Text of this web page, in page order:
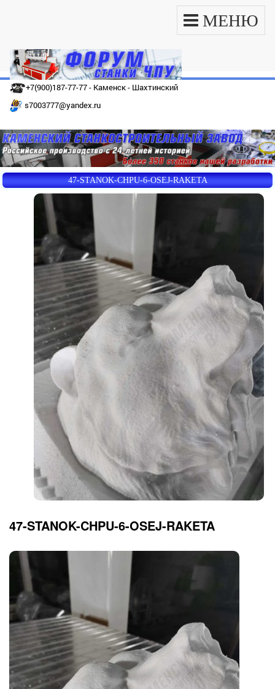
МЕНЮ
+7(900)187-77-77 - Каменск - Шахтинский
s7003777@yandex.ru
47-STANOK-CHPU-6-OSEJ-RAKETA
47-STANOK-CHPU-6-OSEJ-RAKETA